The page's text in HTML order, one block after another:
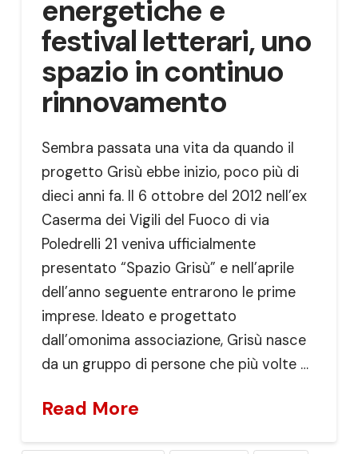
energetiche e
festival letterari, uno
spazio in continuo
rinnovamento
Sembra passata una vita da quando il
progetto Grisù ebbe inizio, poco più di
dieci anni fa. Il 6 ottobre del 2012 nell’ex
Caserma dei Vigili del Fuoco di via
Poledrelli 21 veniva ufficialmente
presentato “Spazio Grisù” e nell’aprile
dell’anno seguente entrarono le prime
imprese. Ideato e progettato
dall’omonima associazione, Grisù nasce
da un gruppo di persone che più volte …
Read More